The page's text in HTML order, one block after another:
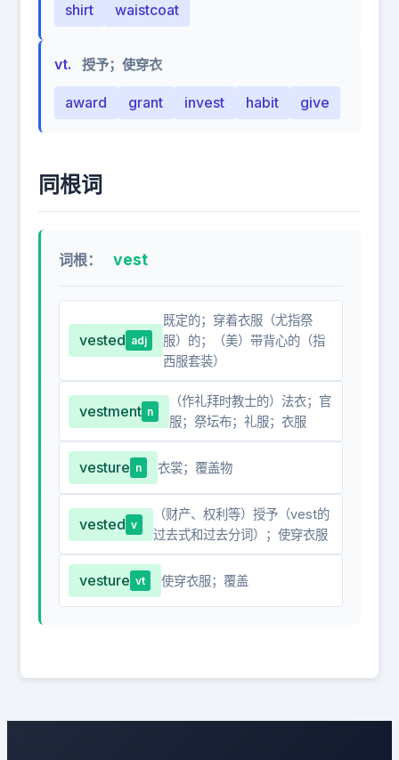
shirt waistcoat
vt. 授予；使穿衣
award grant invest habit give
同根词
词根： vest
vested adj
既定的；穿着衣服（尤指祭
服）的；（美）带背心的（指
西服套装）
vestment n
（作礼拜时教士的）法衣；官
服；祭坛布；礼服；衣服
vesture n 衣裳；覆盖物
vested v
（财产、权利等）授予（vest的
过去式和过去分词）；使穿衣服
vesture vt 使穿衣服；覆盖